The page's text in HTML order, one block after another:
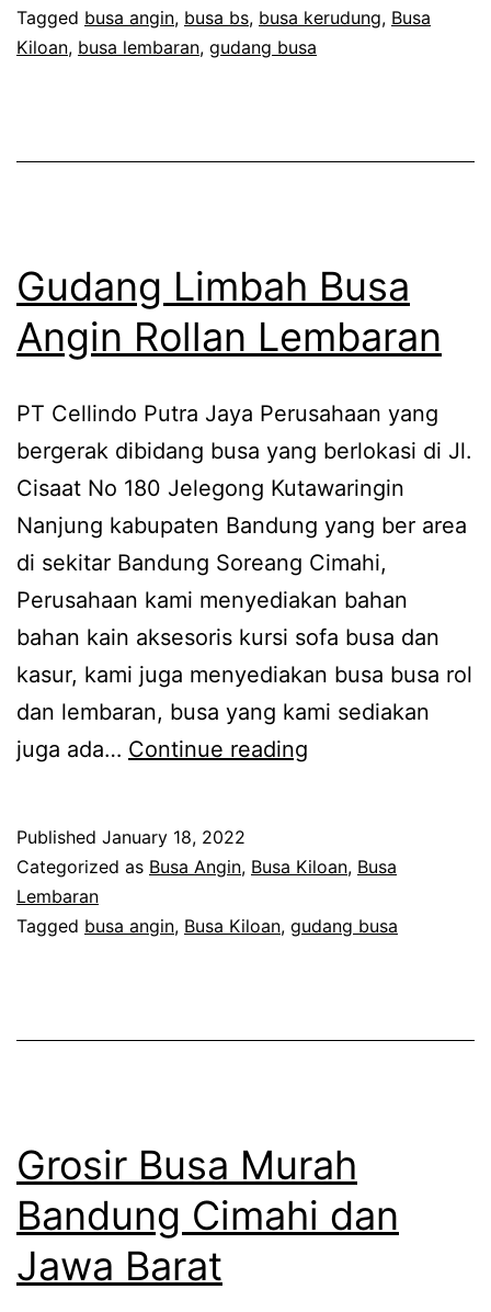
Tagged busa angin, busa bs, busa kerudung, Busa
Kiloan, busa lembaran, gudang busa
Gudang Limbah Busa
Angin Rollan Lembaran
PT Cellindo Putra Jaya Perusahaan yang
bergerak dibidang busa yang berlokasi di Jl.
Cisaat No 180 Jelegong Kutawaringin
Nanjung kabupaten Bandung yang ber area
di sekitar Bandung Soreang Cimahi,
Perusahaan kami menyediakan bahan
bahan kain aksesoris kursi sofa busa dan
kasur, kami juga menyediakan busa busa rol
dan lembaran, busa yang kami sediakan
juga ada… Continue reading
Angin
Lembaran
Published January 18, 2022
Categorized as Busa Angin, Busa Kiloan, Busa
Lembaran
Tagged busa angin, Busa Kiloan, gudang busa
Grosir Busa Murah
Bandung Cimahi dan
Jawa Barat